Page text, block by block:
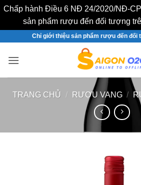
Chấp hành Điều 6 NĐ 24/2020/NĐ-
sản phẩm rượu đến đối tượng
nội
Chỉ giới thiệu sản phẩm rượu đến đối
TRANG CHỦ / RƯỢU VANG /